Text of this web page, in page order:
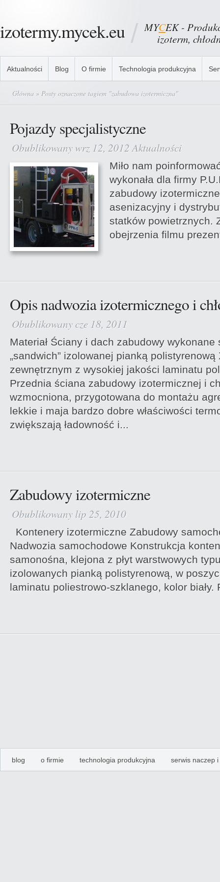
izotermy.mycek.eu MYCEK -
izoterm,
Aktualności Blog O firmie Technologia produkcyjna
Główna » Posty oznaczone tagiem "zabudowa izotermiczna"
Pojazdy specjalistyczne
Obublikowany wrz 12, 2012Aktualności
Miło nam
wykonała dla firmy
zabudowy
asenizacyjny i
statków powietrznych.
obejrzenia filmu
Opis nadwozia izotermicznego i
Obublikowany cze 18, 2011
Materiał Ściany i dach zabudowy wykonane
„sandwich” izolowanej pianką
zewnętrznym z wysokiej jakości laminatu
Przednia ściana zabudowy izotermicznej i
wzmocniona, przygotowana do montażu
lekkie i maja bardzo dobre właściwości
zwiększają ładowność i...
Zabudowy izotermiczne
Obublikowany lip 25, 2010
Kontenery izotermiczne Zabudowy
Nadwozia samochodowe Konstrukcja
samonośna, klejona z płyt warstwowych
izolowanych pianką polistyrenową, w
laminatu poliestrowo-szklanego, kolor biały.
blog o firmie technologia produkcyjna serwis naczep